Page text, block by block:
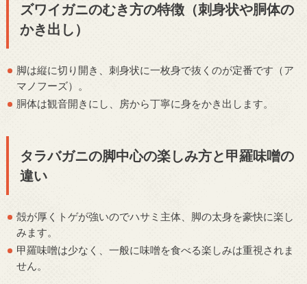
ズワイガニのむき方の特徴（刺身状や胴体の
かき出し）
脚は縦に切り開き、刺身状に一枚身で抜くのが定番です（ア
マノフーズ）。
胴体は観音開きにし、房から丁寧に身をかき出します。
タラバガニの脚中心の楽しみ方と甲羅味噌の
違い
殻が厚くトゲが強いのでハサミ主体、脚の太身を豪快に楽し
みます。
甲羅味噌は少なく、一般に味噌を食べる楽しみは重視されま
せん。